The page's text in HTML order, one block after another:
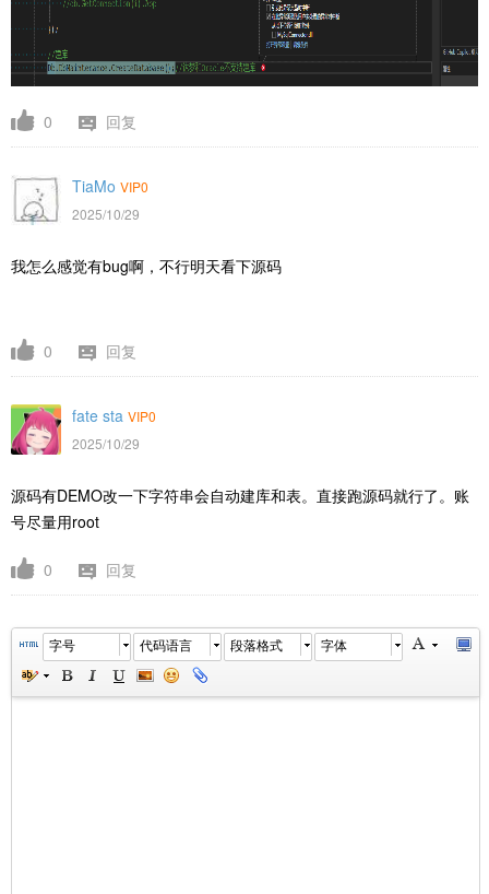
0 回复
TiaMo VIP0
2025/10/29
我怎么感觉有bug啊，不行明天看下源码
0 回复
fate sta VIP0
2025/10/29
源码有DEMO改一下字符串会自动建库和表。直接跑源码就行了。账
号尽量用root
0 回复
字号 代码语言 段落格式 字体